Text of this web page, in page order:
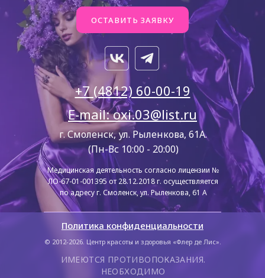
ИМЕЮТСЯ ПРОТИВОПОКАЗАНИЯ.
НЕОБХОДИМО
Медицинская деятельность согласно лицензии №
ЛО-67-01-001395 от 28.12.2018 г. осуществляется
по адресу г. Смоленск, ул. Рыленкова, 61 А
Политика конфиденциальности
© 2012-2026. Центр красоты и здоровья «Флер де Лис».
г. Смоленск, ул. Рыленкова, 61А.
(Пн-Вс 10:00 - 20:00)
E-mail: oxi.03@list.ru
+7 (4812) 60-00-19
ОСТАВИТЬ ЗАЯВКУ